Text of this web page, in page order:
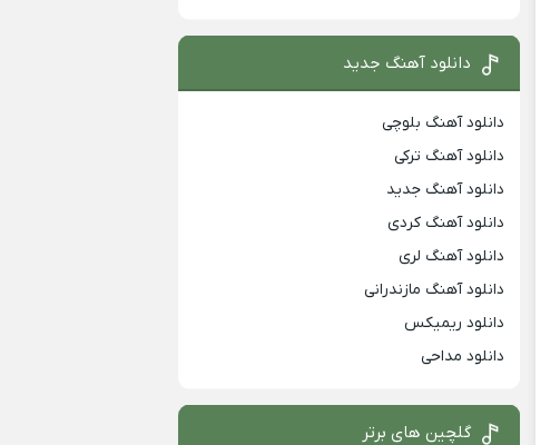
دانلود آهنگ جدید
دانلود آهنگ بلوچی
دانلود آهنگ ترکی
دانلود آهنگ جدید
دانلود آهنگ کردی
دانلود آهنگ لری
دانلود آهنگ مازندرانی
دانلود ریمیکس
دانلود مداحی
گلچین های برتر